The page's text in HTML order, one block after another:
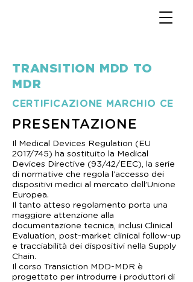
TRANSITION MDD TO
MDR
CERTIFICAZIONE MARCHIO CE
PRESENTAZIONE
Il Medical Devices Regulation (EU
2017/745) ha sostituito la Medical
Devices Directive (93/42/EEC), la serie
di normative che regola l’accesso dei
dispositivi medici al mercato dell’Unione
Europea.
Il tanto atteso regolamento porta una
maggiore attenzione alla
documentazione tecnica, inclusi Clinical
Evaluation, post-market clinical follow-up
e tracciabilità dei dispositivi nella Supply
Chain.
Il corso Transiction MDD-MDR è
progettato per introdurre i produttori di